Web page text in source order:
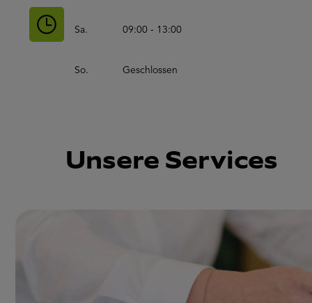
Sa. 09:00 - 13:00
So. Geschlossen
Unsere Services